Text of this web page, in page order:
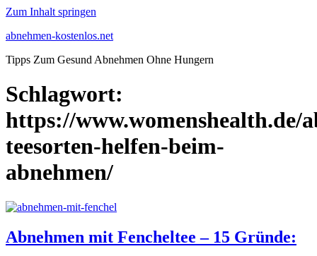
Zum Inhalt springen
abnehmen-kostenlos.net
Tipps Zum Gesund Abnehmen Ohne Hungern
Schlagwort:
https://www.womenshealth.de/
teesorten-helfen-beim-
abnehmen/
Abnehmen mit Fencheltee – 15 Gründe: